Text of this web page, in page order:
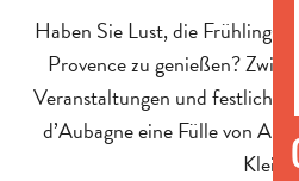
Haben Sie Lust, die
Provence zu genießen?
Veranstaltungen und festlichen
d’Aubagne eine Fülle von
Klein.